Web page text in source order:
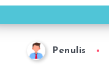
Penulis